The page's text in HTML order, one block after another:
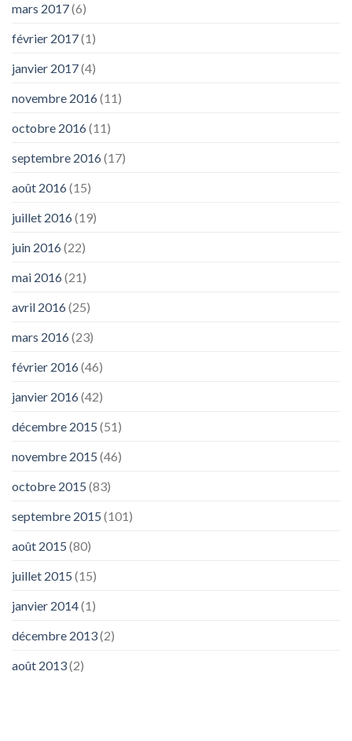
mars 2017(6)
février 2017(1)
janvier 2017(4)
novembre 2016(11)
octobre 2016(11)
septembre 2016(17)
août 2016(15)
juillet 2016(19)
juin 2016(22)
mai 2016(21)
avril 2016(25)
mars 2016(23)
février 2016(46)
janvier 2016(42)
décembre 2015 (51)
novembre 2015 (46)
octobre 2015 (83)
septembre 2015 (101)
août 2015 (80)
juillet 2015 (15)
janvier 2014(1)
décembre 2013(2)
août 2013(2)